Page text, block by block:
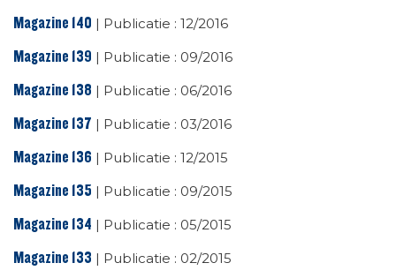
Magazine 140 | Publicatie : 12/2016
Magazine 139 | Publicatie : 09/2016
Magazine 138 | Publicatie : 06/2016
Magazine 137 | Publicatie : 03/2016
Magazine 136 | Publicatie : 12/2015
Magazine 135 | Publicatie : 09/2015
Magazine 134 | Publicatie : 05/2015
Magazine 133 | Publicatie : 02/2015